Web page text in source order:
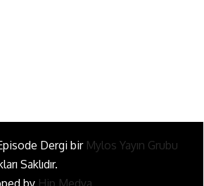
Dergi bir Mylos Yayın Grubu
Saklıdır.
by Hip Medya